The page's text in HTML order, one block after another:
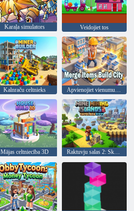
Karaļa simulators Veidojiet tos
Kalnraču celtnieks Apvienojiet vienumus, veidojiet pilsētu
Mājas celtniecība 3D Raktuvju salas 2: Skyblock City!